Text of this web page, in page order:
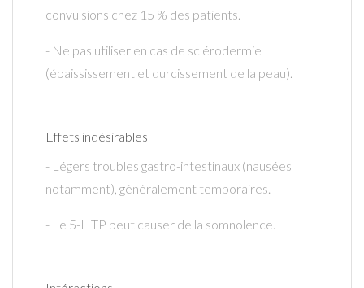
convulsions chez 15 % des patients.
- Ne pas utiliser en cas de sclérodermie
(épaississement et durcissement de la peau).
Effets indésirables
- Légers troubles gastro-intestinaux (nausées
notamment), généralement temporaires.
- Le 5-HTP peut causer de la somnolence.